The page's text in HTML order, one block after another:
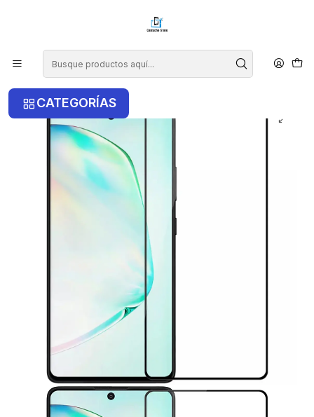
CATEGORÍAS
Inicio Samsung
S10 Lite
Lámina De Vidrio Completa Para Samsung S10 Lite